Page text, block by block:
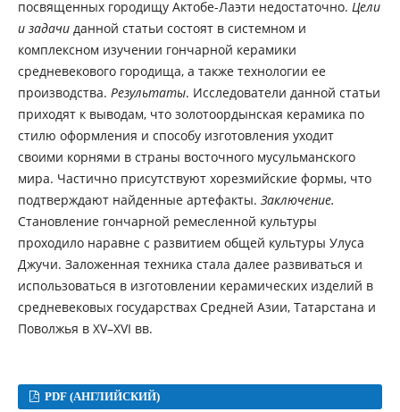
посвященных городищу Актобе-Лаэти недостаточно. Цели
и задачи данной статьи состоят в системном и
комплексном изучении гончарной керамики
средневекового городища, а также технологии ее
производства. Результаты. Исследователи данной статьи
приходят к выводам, что золотоордынская керамика по
стилю оформления и способу изготовления уходит
своими корнями в страны восточного мусульманского
мира. Частично присутствуют хорезмийские формы, что
подтверждают найденные артефакты. Заключение.
Становление гончарной ремесленной культуры
проходило наравне с развитием общей культуры Улуса
Джучи. Заложенная техника стала далее развиваться и
использоваться в изготовлении керамических изделий в
средневековых государствах Средней Азии, Татарстана и
Поволжья в XV–XVI вв.
PDF (АНГЛИЙСКИЙ)